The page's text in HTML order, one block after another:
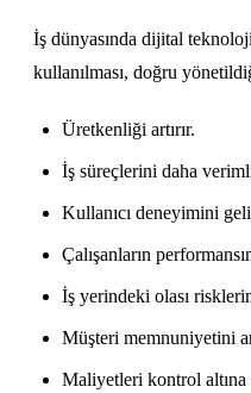
İş dünyasında dijital
kullanılması, doğru
Üretkenliği artırır.
İş süreçlerini daha
Kullanıcı deneyimini
Çalışanların
İş yerindeki olası
Müşteri memnuniyetini
Maliyetleri kontrol altına